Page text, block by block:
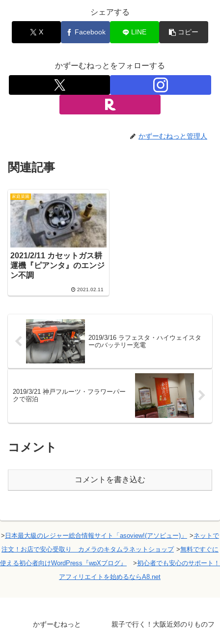
シェアする
X Facebook LINE コピー
かずーむねっとをフォローする
かずーむねっと管理人
関連記事
家庭菜園
2021/2/11 カセットガス耕
運機『ピアンタ』のエンジ
ン不調
2021.02.11
2019/3/16 ラフェスタ・ハイウェイスタ
ーのバッテリー充電
2019/3/21 神戸フルーツ・フラワーパー
クで宿泊
コメント
コメントを書き込む
> 日本最大級のレジャー総合情報サイト「asoview!(アソビュー)」 >ネットで
注文！お店で安心受取り カメラのキタムラネットショップ >無料ですぐに
使える初心者向けWordPress『wpXブログ』
>初心者でも安心のサポート！
アフィリエイトを始めるならA8.net
かずーむねっと
親子で行く！大阪近郊のりものフ